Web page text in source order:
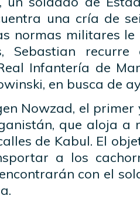
una cría de
normas militares
Sebastian
Infantería de
en busca de
Nowzad, el
que aloja a
de Kabul. El
a los
con el